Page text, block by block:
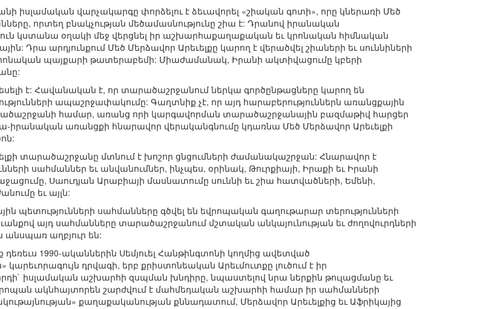
իսլամական վարչակարգը փորձելու է ձեւավորել «շիական գոտի», որը կներառի Մեծ
որտեղ բնակչության մեծամասնությունը շիա է: Դրանով իրանական
կստանա օղակի մեջ վերցնել իր աշխարհաքաղաքական եւ կրոնական հիմնական
Դրա արդյունքում Մեծ Մերձավոր Արեւելքը կարող է վերածվել շիաների եւ սուննիների
պայքարի թատերաբեմի: Միաժամանակ, Իրանի ակտիվացումը կբերի
է: Հավանական է, որ տարածաշրջանում ներկա գործընթացները կարող են
ապաշրջափակումը: Գաղտնիք չէ, որ այդ հարաբերություններն առանցքային
համար, առանց որի կարգավորման տարածաշրջանային բազմաթիվ հարցեր
իրանական առանցքի հնարավոր վերականգնումը կդառնա Մեծ Մերձավոր Արեւելքի
տարածաշրջանը մտնում է խոշոր ցնցումների ժամանակաշրջան: Հնարավոր է
սահմաններ եւ անվանումներ, ինչպես, օրինակ, Թուրքիայի, Իրաքի եւ Իրանի
Սաուդյան Արաբիայի մասնատումը սուննի եւ շիա հատվածների, Եմենի,
եւ այլն:
սահմանները գծվել են եվրոպական գաղութարար տերությունների
այդ սահմանները տարածաշրջանում մշտական անկայունության եւ ժողովուրդների
անսպառ աղբյուր են:
դեռեւս 1990-ականներին Սեմյուել Հանթինգտոնի կողմից ավետված
դրվագի, երբ քրիստոնեական Արեւմուտքը լուծում է իր
իսլամական աշխարհի զսպման խնդիրը, նպաստելով նրա ներքին թուլացմանը եւ
ակնհայտորեն շարժվում է մահմեդական աշխարհի համար իր սահմանների
քաղաքականության քննադատում, Մերձավոր Արեւելքից եւ Աֆրիկայից